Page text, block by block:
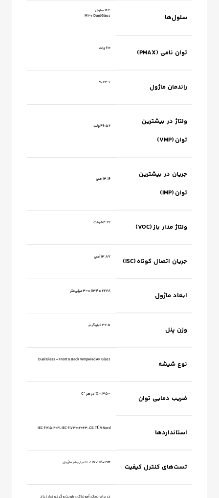
سلول‌ها
۱44 سلول
M10+ Dual Glass
توان نامی (PMAX) 610 وات
راندمان ماژول 23.6 ٪
ولتاژ در بیشترین
توان (VMP)
46.52 ولت
جریان در بیشترین
توان (IMP)
13.16 آمپر
ولتاژ مدار باز (VOC) 54.22 ولت
جریان اتصال کوتاه (ISC) 13.87 آمپر
ابعاد ماژول 2278 × 1134 × 30 میلی‌متر
وزن پنل 32.5 کیلوگرم
نوع شیشه Dual Glass – Front & Back Tempered AR Glass
ضریب دمایی توان −0.35 ٪ در هر °C
استانداردها IEC 61215:2021، IEC 61730:2023، CE، TÜV Nord
تست‌های کنترل کیفیت EL / IV / Hi‑Pot برای هر ماژول
در برابر نمک، آمونیاک، رطوبت و گرد و غبار زیاد